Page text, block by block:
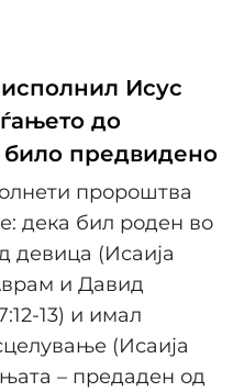
Исус
до
било предвидено
пророштва
дека бил роден во
девица (Исаија
и Давид
13) и имал
(Исаија
– предаден од